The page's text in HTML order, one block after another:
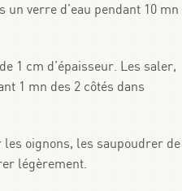
verre d’eau pendant 10 mn
1 cm d’épaisseur. Les saler,
1 mn des 2 côtés dans
les oignons, les saupoudrer de
légèrement.